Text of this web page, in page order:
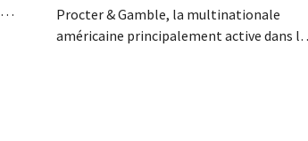
Procter & Gamble, la multinationale
américaine principalement active dans le